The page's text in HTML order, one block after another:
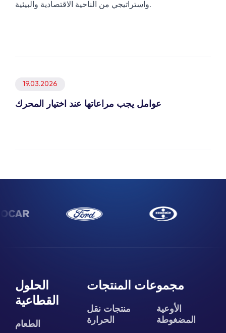
واستراتيجي من الناحية الاقتصادية والبيئية.
19.03.2026
عوامل يجب مراعاتها عند اختيار المحرك
الحلول
القطاعية
الطعام
مجموعات المنتجات
منتجات نقل
الحرارة
الأوعية
المضغوطة